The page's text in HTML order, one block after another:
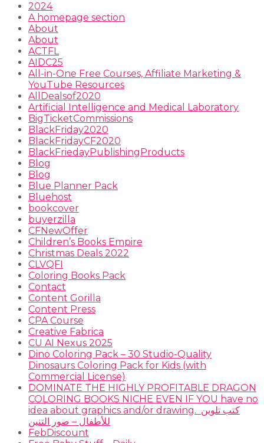
2024
A homepage section
About
About
ACTFL
AIDC25
All-in-One Free Courses, Affiliate Marketing &
YouTube Resources
AllDealsof2020
Artificial Intelligence and Medical Laboratory
BigTicketCommissions
BlackFriday2020
BlackFridayCF2020
BlackFriedayPublishingProducts
Blog
Blog
Blue Planner Pack
Bluehost
bookcover
buyerzilla
CFNewOffer
Children’s Books Empire
Christmas Deals 2022
CLVQFI
Coloring Books Pack
Contact
Content Gorilla
Content Press
CPA Course
Creative Fabrica
CU AI Nexus 2025
Dino Coloring Pack – 30 Studio-Quality
Dinosaurs Coloring Pack for Kids (with
Commercial License)
DOMINATE THE HIGHLY PROFITABLE DRAGON
COLORING BOOKS NICHE EVEN IF YOU have no
idea about graphics and/or drawing. ​ كتب تلوين
للأطفال – صور التنين
FebDiscount